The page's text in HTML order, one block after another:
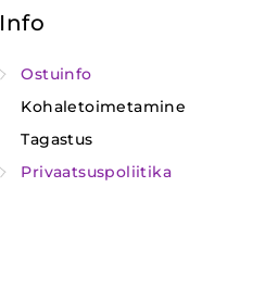
Info
Ostuinfo
Kohaletoimetamine
Tagastus
Privaatsuspoliitika